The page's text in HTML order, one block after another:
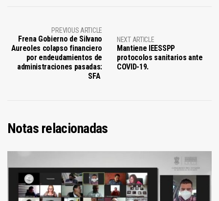
PREVIOUS ARTICLE
Frena Gobierno de Silvano
Aureoles colapso financiero
por endeudamientos de
administraciones pasadas:
SFA
NEXT ARTICLE
Mantiene IEESSPP
protocolos sanitarios ante
COVID-19.
Notas relacionadas